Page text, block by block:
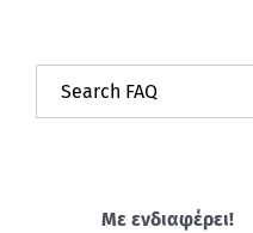
Με ενδιαφέρει!